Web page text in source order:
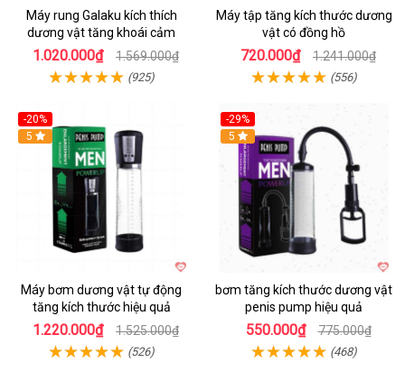
Máy rung Galaku kích thích
dương vật tăng khoái cảm
1.020.000₫ 1.569.000₫
(925)
Máy tập tăng kích thước dương
vật có đồng hồ
720.000₫ 1.241.000₫
(556)
-20%
5
Máy bơm dương vật tự động
tăng kích thước hiệu quả
1.220.000₫ 1.525.000₫
(526)
-29%
5
bơm tăng kích thước dương vật
penis pump hiệu quả
550.000₫ 775.000₫
(468)